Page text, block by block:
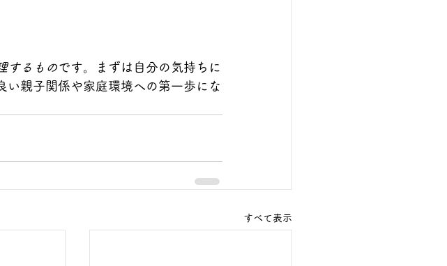
するものです。まずは自分の気持ちに
い親子関係や家庭環境への第一歩にな
すべて表示